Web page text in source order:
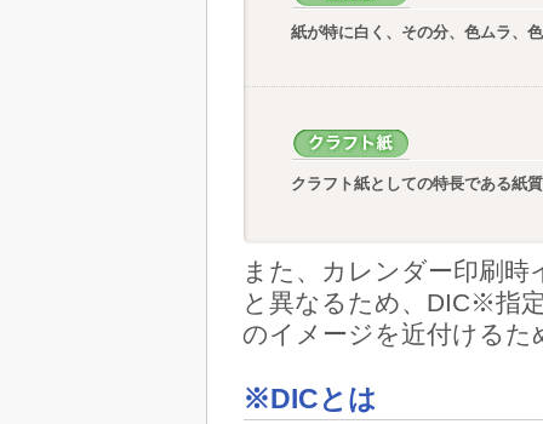
紙が特に白く、その分、色ムラ、
クラフト紙としての特長である紙
また、カレンダー印刷
と異なるため、DIC※指
のイメージを近付けるた
※DICとは